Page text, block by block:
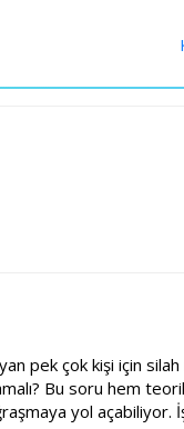
pek çok kişi için
Bu soru hem
yol açabiliyor.